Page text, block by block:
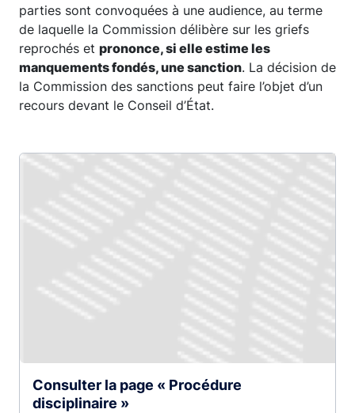
parties sont convoquées à une audience, au terme
de laquelle la Commission délibère sur les griefs
reprochés et prononce, si elle estime les
manquements fondés, une sanction. La décision de
la Commission des sanctions peut faire l’objet d’un
recours devant le Conseil d’État.
Consulter la page « Procédure
disciplinaire »